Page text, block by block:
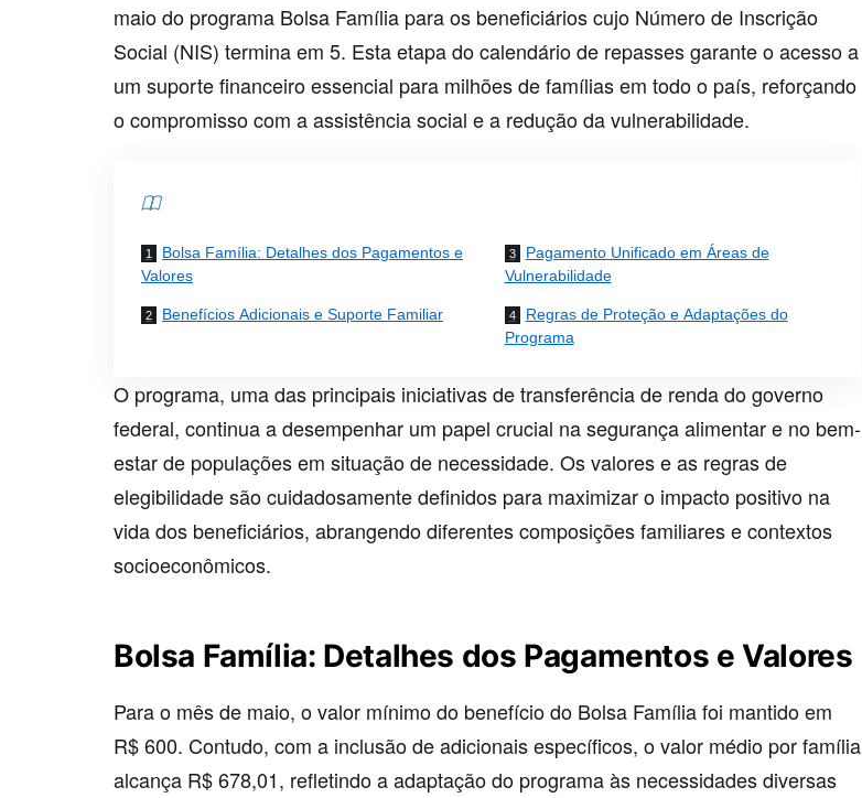
maio do programa Bolsa Família para os beneficiários cujo Número de Inscrição
Social (NIS) termina em 5. Esta etapa do calendário de repasses garante o acesso a
um suporte financeiro essencial para milhões de famílias em todo o país, reforçando
o compromisso com a assistência social e a redução da vulnerabilidade.
Bolsa Família: Detalhes dos Pagamentos e
Valores
Benefícios Adicionais e Suporte Familiar
Pagamento Unificado em Áreas de
Vulnerabilidade
Regras de Proteção e Adaptações do
Programa
O programa, uma das principais iniciativas de transferência de renda do governo
federal, continua a desempenhar um papel crucial na segurança alimentar e no bem-
estar de populações em situação de necessidade. Os valores e as regras de
elegibilidade são cuidadosamente definidos para maximizar o impacto positivo na
vida dos beneficiários, abrangendo diferentes composições familiares e contextos
socioeconômicos.
Bolsa Família: Detalhes dos Pagamentos e Valores
Para o mês de maio, o valor mínimo do benefício do Bolsa Família foi mantido em
R$ 600. Contudo, com a inclusão de adicionais específicos, o valor médio por família
alcança R$ 678,01, refletindo a adaptação do programa às necessidades diversas